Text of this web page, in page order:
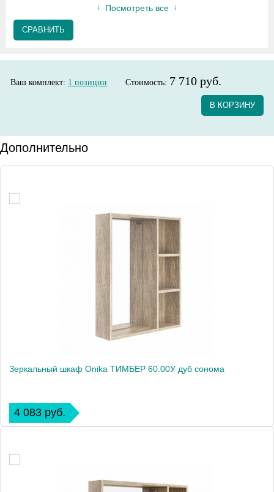
Посмотреть все
СРАВНИТЬ
Ваш комплект: 1 позиции Стоимость: 7 710 руб.
В КОРЗИНУ
Дополнительно
Зеркальный шкаф Onika ТИМБЕР 60.00У дуб сонома
4 083 руб.